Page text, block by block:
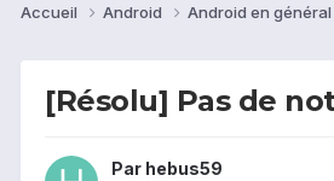
Accueil Android Android en
[Résolu] Pas de
Par hebus59